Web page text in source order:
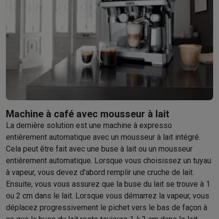
Jeux PS5Jeux PS4Manettes
Nintendo
Nintendo Switch 2 Jeux Nintendo Switch
Manettes
Xbox
Jeux Xbox Manettes Xbox Casques Xbox
Accessoires
PC gaming
PC portables gamerPC gamerÉcrans gamingSouris
Setup gaming Casques gaming Microphones gaming Chaises
Consoles de jeu
Maison & objets connectés
Montres connectéesMontres connectéesTrackers d’activité
MobilitéTrottinettes électriquesDashcamsGPSCoyote
Sécurité & protectionCaméras de surveillanceSystème
Paiement connectéTerminaux de paiementAccessoires
Ambiance & confortÉclairagePanneaux solaires plug & play
DivertissementSmart TVEnceintes connectéesGoogle TV
CuisineRéfrigérateurs connectésLave-vaisselle connectés
Ménage & santéLave-linge connectésSèche-linge connectés
Produits éco
Éco-chèques
Machine à café avec mousseur à lait
La dernière solution est une machine à expresso
entièrement automatique avec un mousseur à lait intégré.
Cela peut être fait avec une buse à lait ou un mousseur
entièrement automatique. Lorsque vous choisissez un tuyau
à vapeur, vous devez d'abord remplir une cruche de lait.
Ensuite, vous vous assurez que la buse du lait se trouve à 1
ou 2 cm dans le lait. Lorsque vous démarrez la vapeur, vous
déplacez progressivement le pichet vers le bas de façon à